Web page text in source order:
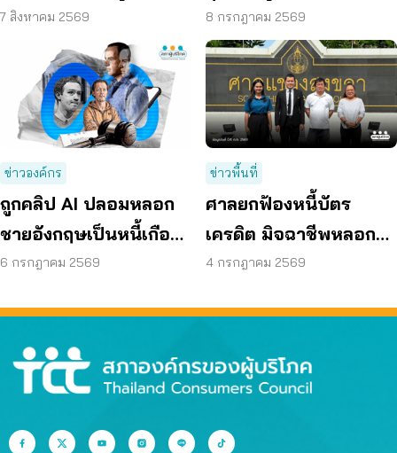
ตั้งหลักได้ รวดเร็ว ทัน
7 สิงหาคม 2569
ประเทศ ดันแพลตฟอร์ม
ร่วมรับผิดชอบ
8 กรกฎาคม 2569
ข่าวองค์กร
ถูกคลิป AI ปลอมหลอก
ชายอังกฤษเป็นหนี้เกือบ
30 ปี ก่อน ผู้เสียหายรวม
6 กรกฎาคม 2569
ข่าวพื้นที่
ศาลยกฟ้องหนี้บัตร
เครดิต มิจฉาชีพหลอก
กดลิงก์ หลังสภาผู้บริโภค
4 กรกฎาคม 2569